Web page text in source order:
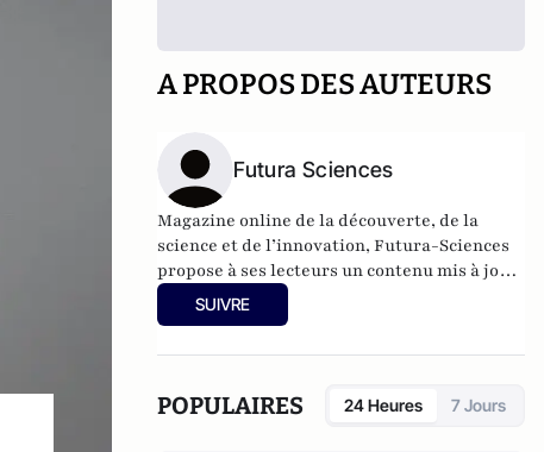
A PROPOS DES AUTEURS
Futura Sciences
Magazine online de la découverte, de la
science et de l’innovation,Futura-Sciences
propose à ses lecteurs un contenu mis à jour
en permanence et richement illustré.
SUIVRE
POPULAIRES 24 Heures 7 Jours